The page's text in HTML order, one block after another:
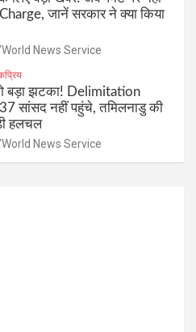
जानें सरकार ने क्या किया
World News Service
बड़ा झटका! Delimitation
सांसद नहीं पहुंचे, तमिलनाडु की
हलचल
World News Service